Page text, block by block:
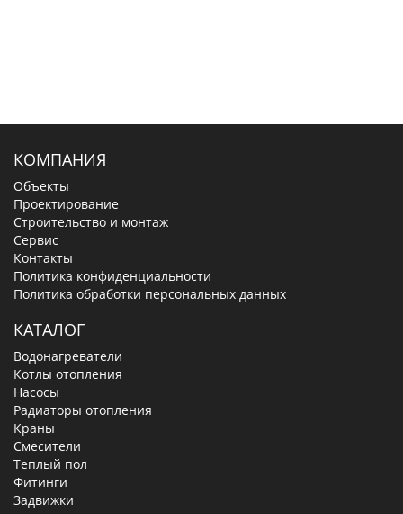
КОМПАНИЯ
Объекты
Проектирование
Строительство и монтаж
Сервис
Контакты
Политика конфиденциальности
Политика обработки персональных данных
КАТАЛОГ
Водонагреватели
Котлы отопления
Насосы
Радиаторы отопления
Краны
Смесители
Теплый пол
Фитинги
Задвижки